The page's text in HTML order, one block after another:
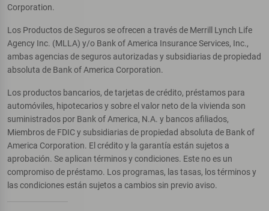
Corporation.
Los Productos de Seguros se ofrecen a través de Merrill Lynch Life
Agency Inc. (MLLA) y/o Bank of America Insurance Services, Inc.,
ambas agencias de seguros autorizadas y subsidiarias de propiedad
absoluta de Bank of America Corporation.
Los productos bancarios, de tarjetas de crédito, préstamos para
automóviles, hipotecarios y sobre el valor neto de la vivienda son
suministrados por Bank of America, N.A. y bancos afiliados,
Miembros de FDIC y subsidiarias de propiedad absoluta de Bank of
America Corporation. El crédito y la garantía están sujetos a
aprobación. Se aplican términos y condiciones. Este no es un
compromiso de préstamo. Los programas, las tasas, los términos y
las condiciones están sujetos a cambios sin previo aviso.